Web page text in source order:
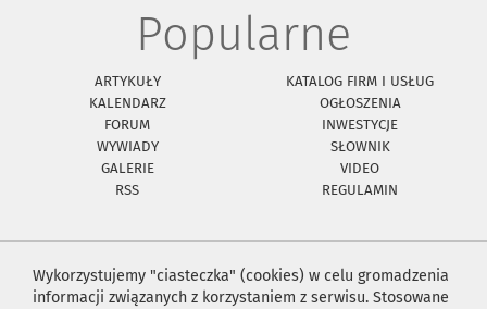
Popularne
ARTYKUŁY
KATALOG FIRM I USŁUG
KALENDARZ
OGŁOSZENIA
FORUM
INWESTYCJE
WYWIADY
SŁOWNIK
GALERIE
VIDEO
RSS
REGULAMIN
Wykorzystujemy "ciasteczka" (cookies) w celu gromadzenia
informacji związanych z korzystaniem z serwisu. Stosowane